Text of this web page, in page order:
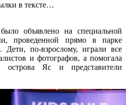
в тексте…
объявлено на специальной
проведенной прямо в парке
по-взрослому, играли все
и фотографов, а помогала
острова Яс и представители